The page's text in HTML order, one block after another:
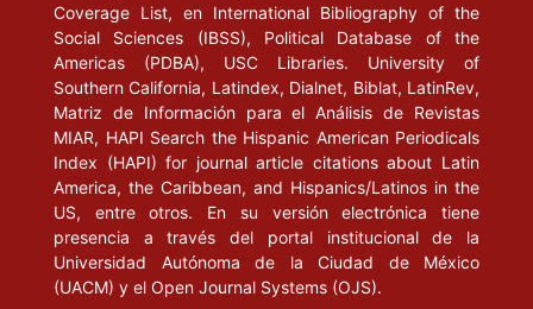
Coverage List, en International Bibliography of the
Social Sciences (IBSS), Political Database of the
Americas (PDBA), USC Libraries. University of
Southern California, Latindex, Dialnet, Biblat, LatinRev,
Matriz de Información para el Análisis de Revistas
MIAR, HAPI Search the Hispanic American Periodicals
Index (HAPI) for journal article citations about Latin
America, the Caribbean, and Hispanics/Latinos in the
US, entre otros. En su versión electrónica tiene
presencia a través del portal institucional de la
Universidad Autónoma de la Ciudad de México
(UACM) y el Open Journal Systems (OJS).